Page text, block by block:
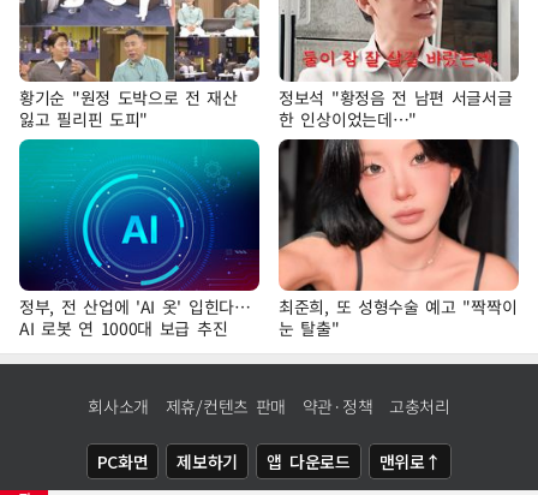
황기순 "원정 도박으로 전 재산
잃고 필리핀 도피"
정보석 "황정음 전 남편 서글서글
한 인상이었는데…"
정부, 전 산업에 'AI 옷' 입힌다…
AI 로봇 연 1000대 보급 추진
최준희, 또 성형수술 예고 "짝짝이
눈 탈출"
회사소개 제휴/컨텐츠 판매 약관·정책 고충처리
PC화면 제보하기 앱 다운로드 맨위로↑